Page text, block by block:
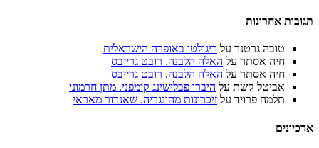
תגובות אחרונות
טובה גרטנר על ריגולטו באופרה הישראלית
חיה אסתר על האלה הלבנה. רובט גרייבס
חיה אסתר על האלה הלבנה. רובט גרייבס
אביטל קשת על היברו פבלישינג קומפני. מתן חרמוני
תלמה פרויד על זיכרונות מהונגריה. שאנדור מאראי
ארכיונים